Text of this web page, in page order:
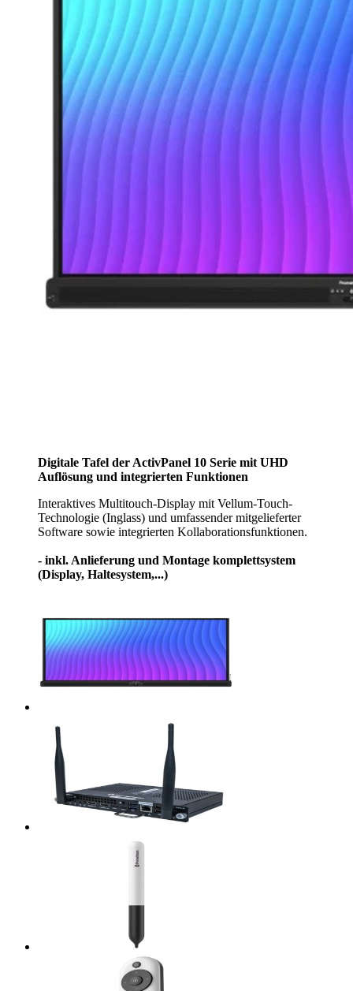
Digitale Tafel der ActivPanel 10 Serie mit UHD
Auflösung und integrierten Funktionen
Interaktives Multitouch-Display mit Vellum-Touch-
Technologie (Inglass) und umfassender mitgelieferter
Software sowie integrierten Kollaborationsfunktionen.
- inkl. Anlieferung und Montage komplettsystem
(Display, Haltesystem,...)